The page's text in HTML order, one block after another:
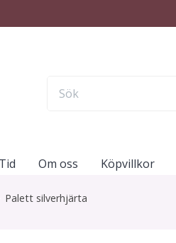
Om oss Köpvillkor
Palett silverhjärta